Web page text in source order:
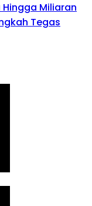
Hingga Miliaran
Tegas